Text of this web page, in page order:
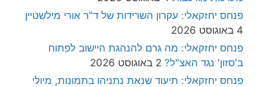
פנחס יחזקאלי: עקרון השרידות של ד"ר אורי מילשטיין
4 באוגוסט 2026
פנחס יחזקאלי: מה גרם להנהגת היישוב לפתוח
ב'סזון' נגד האצ"ל? 2 באוגוסט 2026
פנחס יחזקאלי: תיעוד שנאת נתניהו בתמונות, מיולי